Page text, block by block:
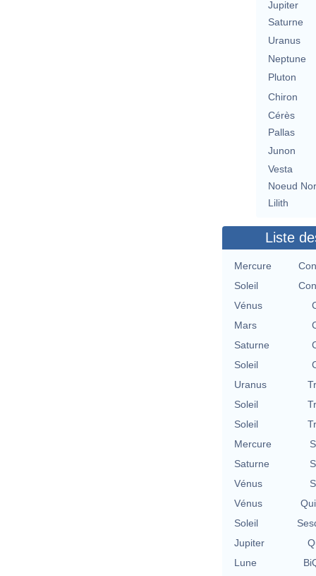
Jupiter
Saturne
Uranus
Neptune
Pluton
Chiron
Cérès
Pallas
Junon
Vesta
Noeud
Lilith
Liste
Mercure
Soleil
Vénus
Mars
Saturne
Soleil
Uranus
Soleil
Soleil
Mercure
Saturne
Vénus
Vénus
Soleil
Jupiter
Lune